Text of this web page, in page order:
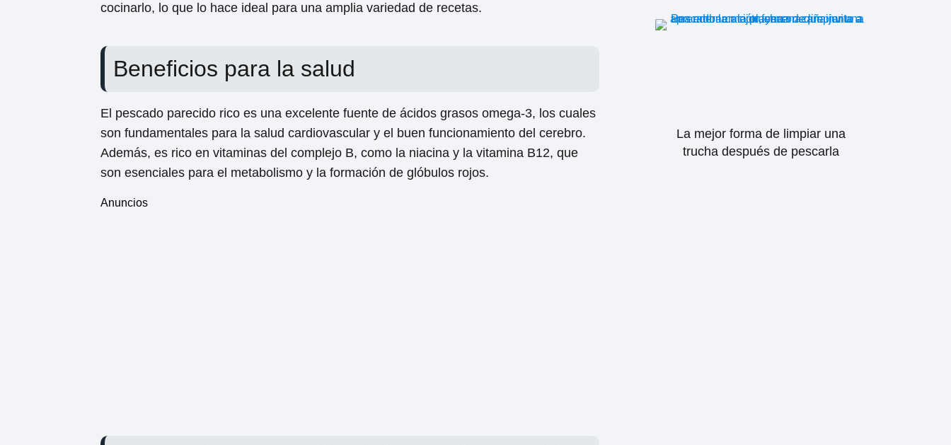
cocinarlo, lo que lo hace ideal para una amplia variedad de recetas.
Beneficios para la salud
El pescado parecido rico es una excelente fuente de ácidos grasos omega-3, los cuales
son fundamentales para la salud cardiovascular y el buen funcionamiento del cerebro.
Además, es rico en vitaminas del complejo B, como la niacina y la vitamina B12, que
son esenciales para el metabolismo y la formación de glóbulos rojos.
Anuncios
La mejor forma de limpiar una
trucha después de pescarla